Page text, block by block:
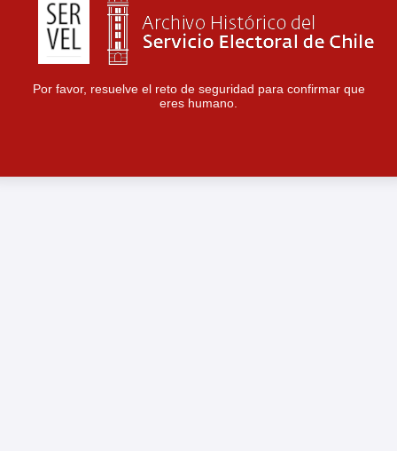
Por favor, resuelve el reto de seguridad para confirmar que
eres humano.